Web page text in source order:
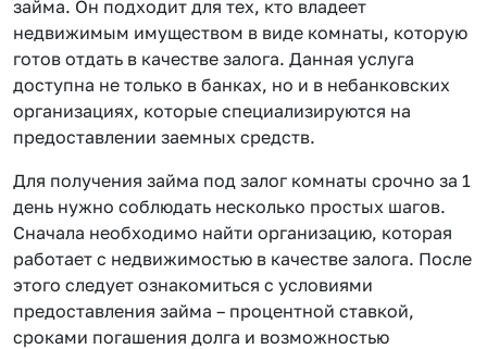
займа. Он подходит для тех, кто владеет
недвижимым имуществом в виде комнаты, которую
готов отдать в качестве залога. Данная услуга
доступна не только в банках, но и в небанковских
организациях, которые специализируются на
предоставлении заемных средств.
Для получения займа под залог комнаты срочно за 1
день нужно соблюдать несколько простых шагов.
Сначала необходимо найти организацию, которая
работает с недвижимостью в качестве залога. После
этого следует ознакомиться с условиями
предоставления займа – процентной ставкой,
сроками погашения долга и возможностью